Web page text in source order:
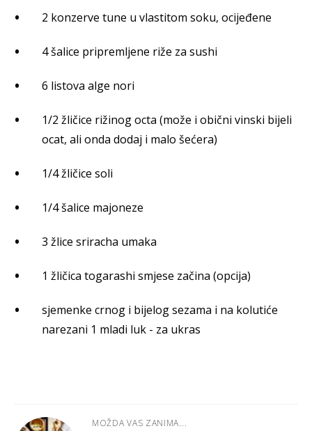
2 konzerve tune u vlastitom soku, ocijeđene
4 šalice pripremljene riže za sushi
6 listova alge nori
1/2 žličice rižinog octa (može i obični vinski bijeli
ocat, ali onda dodaj i malo šećera)
1/4 žličice soli
1/4 šalice majoneze
3 žlice sriracha umaka
1 žličica togarashi smjese začina (opcija)
sjemenke crnog i bijelog sezama i na kolutiće
narezani 1 mladi luk - za ukras
MOŽDA VAS ZANIMA...